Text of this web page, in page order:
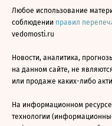
Любое использование
соблюдении правил
vedomosti.ru
Новости, аналитика,
на данном сайте, не
или продаже каких-либо
На информационном
технологии